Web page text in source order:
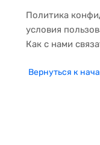
Политика
условия
Как с нами
Вернуться к